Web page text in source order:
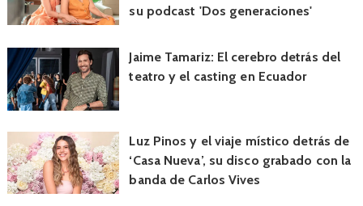
su podcast 'Dos generaciones'
Jaime Tamariz: El cerebro detrás del
teatro y el casting en Ecuador
Luz Pinos y el viaje místico detrás de
‘Casa Nueva’, su disco grabado con la
banda de Carlos Vives